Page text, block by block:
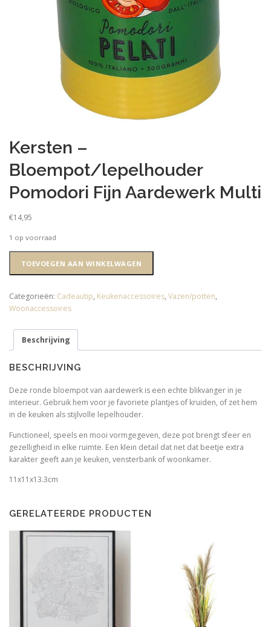
Kersten –
Bloempot/lepelhouder
Pomodori Fijn Aardewerk Multi
€14,95
1 op voorraad
Pomodori
Fijn
Multi
aantal
TOEVOEGEN AAN WINKELWAGEN
Categorieën: Cadeautip, Keukenaccessoires, Vazen/potten,
Woonaccessoires
Beschrijving
BESCHRIJVING
Deze ronde bloempot van aardewerk is een echte blikvanger in je
interieur. Gebruik hem voor je favoriete plantjes of kruiden, of zet hem
in de keuken als stijlvolle lepelhouder.
Functioneel, speels en mooi vormgegeven, deze pot brengt sfeer en
gezelligheid in elke ruimte. Een klein detail dat net dat beetje extra
karakter geeft aan je keuken, vensterbank of woonkamer.
11x11x13.3cm
GERELATEERDE PRODUCTEN